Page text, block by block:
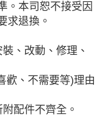
。本司恕不接受因
求退換。
、改動、修理、
歡、不需要等)理由
配件不齊全。